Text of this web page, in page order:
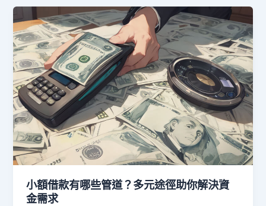
小額借款有哪些管道？多元途徑助你解決資
金需求